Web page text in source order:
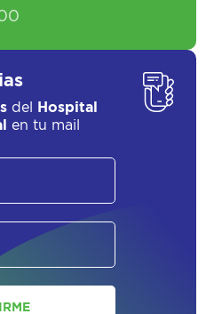
del
Hospital
en tu mail